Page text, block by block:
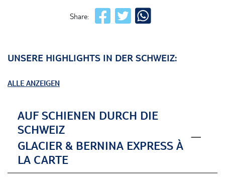
Share:
UNSERE HIGHLIGHTS IN DER SCHWEIZ:
ALLE ANZEIGEN
AUF SCHIENEN DURCH DIE
SCHWEIZ
GLACIER & BERNINA EXPRESS À
LA CARTE